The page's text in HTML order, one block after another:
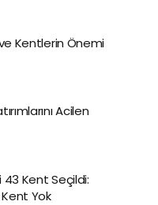
Kentlerin Önemi
Acilen
43 Kent Seçildi:
Kent Yok